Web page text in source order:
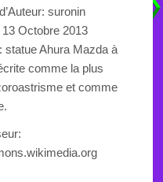
suronin
13 Octobre 2013
statue AhuraMazda à
comme la plus
etcomme
.